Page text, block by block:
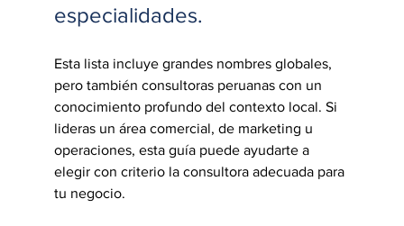
especialidades.
Esta lista incluye grandes nombres globales,
pero también consultoras peruanas con un
conocimiento profundo del contexto local. Si
lideras un área comercial, de marketing u
operaciones, esta guía puede ayudarte a
elegir con criterio la consultora adecuada para
tu negocio.